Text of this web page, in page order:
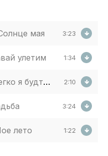
мая 3:23
улетим 1:34
будто улетаю 2:10
3:24
лето 1:22